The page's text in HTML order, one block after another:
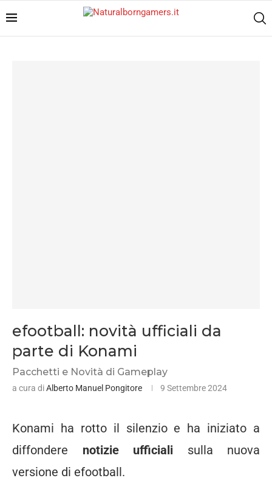
efootball: novità ufficiali da
parte di Konami
Pacchetti e Novità di Gameplay
a cura diAlberto Manuel Pongitore 9 Settembre 2024
Konami ha rotto il silenzio e ha iniziato a
diffondere notizie ufficiali sulla nuova
versione di efootball.